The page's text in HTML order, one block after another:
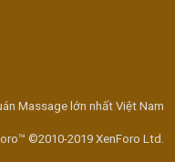
Massage lớn nhất Việt Nam
©2010-2019 XenForo Ltd.